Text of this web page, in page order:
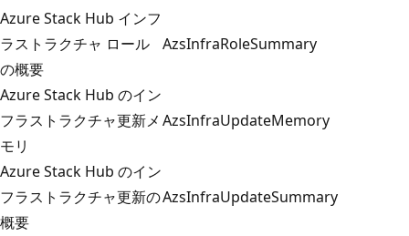
Azure Stack Hub インフ
ラストラクチャ ロール
の概要
AzsInfraRoleSummary
Azure Stack Hub のイン
フラストラクチャ更新メ
モリ
AzsInfraUpdateMemory
Azure Stack Hub のイン
フラストラクチャ更新の
概要
AzsInfraUpdateSummary